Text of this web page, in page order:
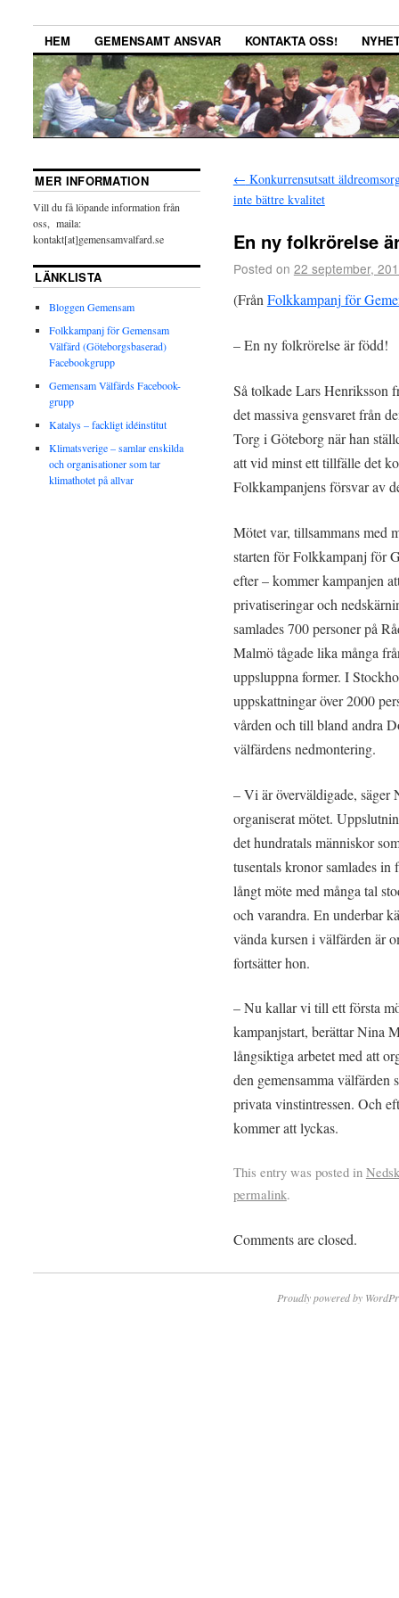
HEM GEMENSAMT ANSVAR KONTAKTA OSS!
← Konkurrensutsatt
inte bättre kvalitet
En ny folkrörelse
Posted on 22 september,
(FrånFolkkampanj för
– En ny folkrörelse är född!
Så tolkade Lars Henriksson
det massiva gensvaret från
Torg i Göteborg när han
att vid minst ett tillfälle det
Folkkampanjens försvar av
Mötet var, tillsammans med
starten för Folkkampanj för
efter – kommer kampanjen
privatiseringar och
samlades 700 personer på
Malmö tågade lika många
uppsluppna former. I
uppskattningar över 2000
vården och till bland andra
välfärdens nedmontering.
– Vi är överväldigade, säger
organiserat mötet.
det hundratals människor
tusentals kronor samlades
långt möte med många tal
och varandra. En underbar
vända kursen i välfärden är
fortsätter hon.
– Nu kallar vi till ett första
kampanjstart, berättar Nina
långsiktiga arbetet med att
den gemensamma välfärden
privata vinstintressen. Och
kommer att lyckas.
This entry was posted in
permalink.
Comments are closed.
MER INFORMATION
Vill du få löpande information från
oss, maila:
kontakt[at]gemensamvalfard.se
LÄNKLISTA
Bloggen Gemensam
Folkkampanj för Gemensam
Välfärd (Göteborgsbaserad)
Facebookgrupp
Gemensam Välfärds Facebook-
grupp
Katalys – fackligt idéinstitut
Klimatsverige – samlar enskilda
och organisationer som tar
klimathotet på allvar
Proudly powered by